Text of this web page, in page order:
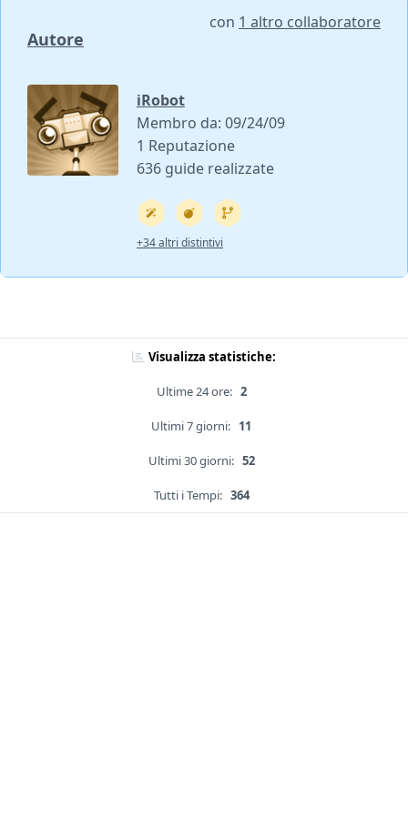
Autore
con 1 altro collaboratore
iRobot
Membro da: 09/24/09
1 Reputazione
636 guide realizzate
+34 altri distintivi
Visualizza statistiche:
Ultime 24 ore: 2
Ultimi 7 giorni: 11
Ultimi 30 giorni: 52
Tutti i Tempi: 364